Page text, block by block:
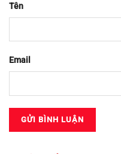
Tên
Email